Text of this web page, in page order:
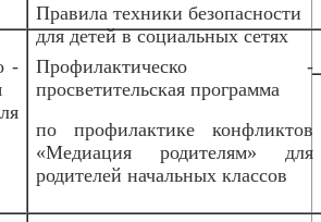
Правила техники безопасности
для детей в социальных сетях
-
Профилактическо -
просветительская программа
по профилактике конфликтов
«Медиация родителям» для
родителей начальных классов